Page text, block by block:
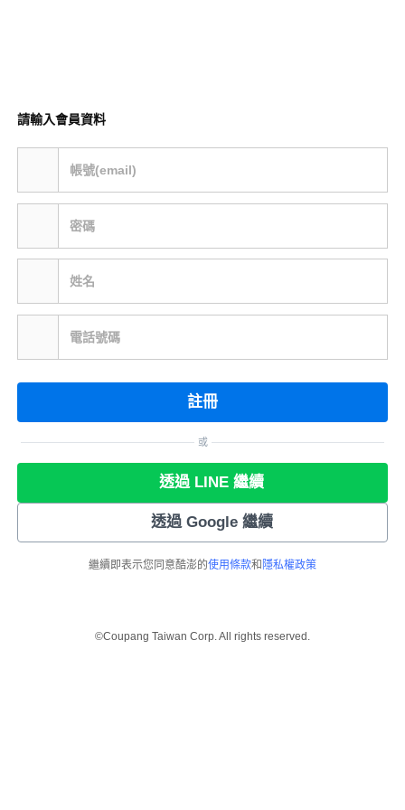
請輸入會員資料
帳號(email)
密碼
姓名
電話號碼
註冊
或
透過 LINE 繼續
透過 Google 繼續
繼續即表示您同意酷澎的使用條款和 隱私權政策
©Coupang Taiwan Corp. All rights reserved.